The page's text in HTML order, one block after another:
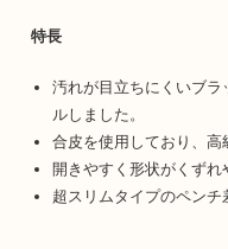
特長
汚れが目立ちにくいブ
ルしました。
合皮を使用しており、高
開きやすく形状がくずれ
超スリムタイプのペンチ